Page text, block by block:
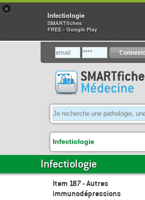
Infectiologie
Infectiologie
Item 187 - Autres
immunodépressions
×
Infectiologie
SMARTfiches
FREE - Google Play